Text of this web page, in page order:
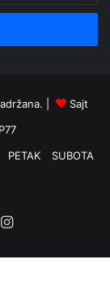
|
Sajt
PETAK
SUBOTA
Instagram